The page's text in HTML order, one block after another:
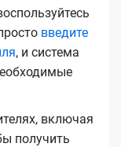
введите
, и система
включая
получить